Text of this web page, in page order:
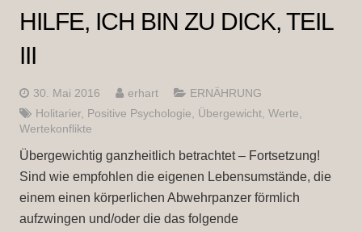
HILFE, ICH BIN ZU DICK, TEIL
III
30. Mai 2016 erhart
ERNÄHRUNG
Holitarier, Positive Psychologie Übergewicht, Werte
Wertekonflikte
Übergewichtig ganzheitlich betrachtet – Fortsetzung!
Sind wie empfohlen die eigenen Lebensumstände, die
einem einen körperlichen Abwehrpanzer förmlich
aufzwingen und/oder die das folgende